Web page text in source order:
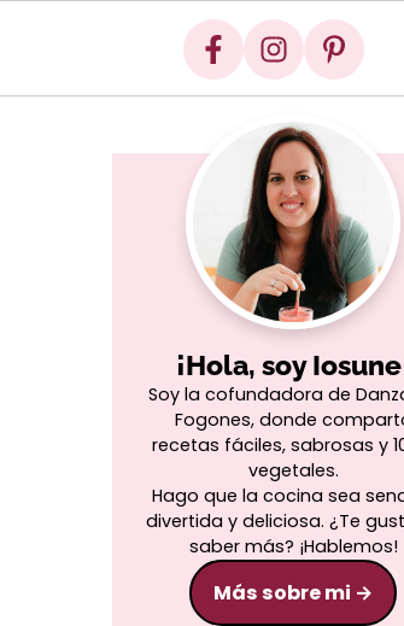
¡Hola, soy
Soy la cofundadora de
Fogones, donde
recetas fáciles, sabrosas y
vegetales.
Hago que la cocina sea
divertida y deliciosa. ¿Te
saber más? ¡Hablemos!
Más sobre mi